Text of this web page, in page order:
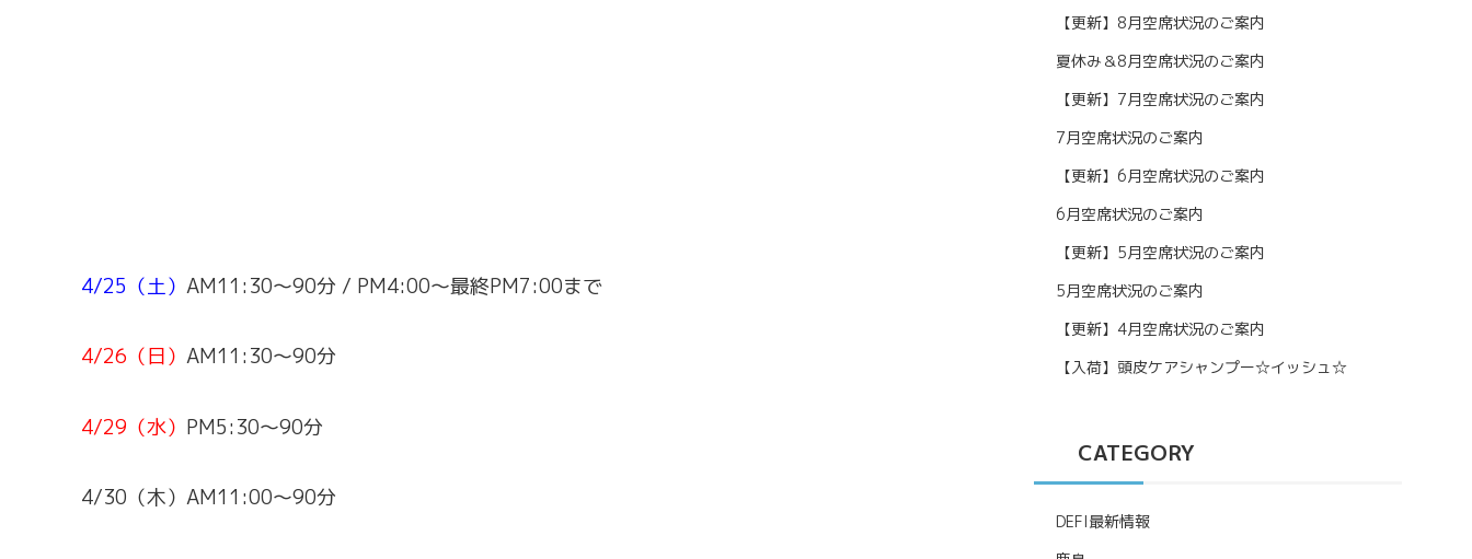
4/25（土） AM11:30～90分 / PM4:00～最終PM7:00まで
4/26（日） AM11:30～90分
4/29（水） PM5:30～90分
4/30（木）AM11:00～90分
【更新】8月空席状況のご案内
夏休み＆8月空席状況のご案内
【更新】7月空席状況のご案内
7月空席状況のご案内
【更新】6月空席状況のご案内
6月空席状況のご案内
【更新】5月空席状況のご案内
5月空席状況のご案内
【更新】4月空席状況のご案内
【入荷】頭皮ケアシャンプー☆イッシュ☆
CATEGORY
DEFI最新情報